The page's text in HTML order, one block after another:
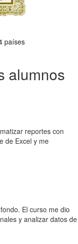
países
alumnos
reportes con
de Excel y me
El curso me dio
y analizar datos de